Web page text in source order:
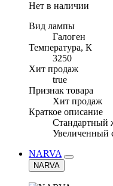
Нет в наличии
Вид лампы
Галоген
Температура, К
3250
Хит продаж
true
Признак товара
Хит продаж
Краткое описание
Стандартный
Увеличенный
NARVA
NARVA